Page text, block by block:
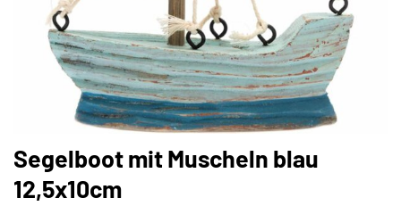
Segelboot mit Muscheln blau
12,5x10cm